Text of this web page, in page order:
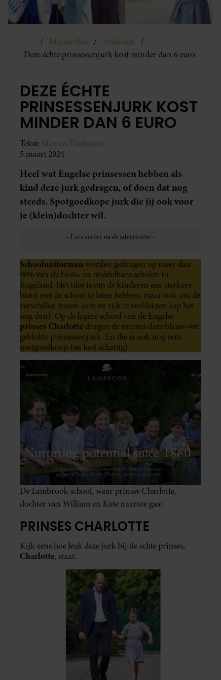
Monarchie
Artikelen
Deze échte prinsessenjurk kost minder dan 6 euro
DEZE ÉCHTE
PRINSESSENJURK KOST
MINDER DAN 6 EURO
Tekst: Manon Daelmans
5 maart 2024
Heel wat Engelse prinsessen hebben als
kind deze jurk gedragen, of doen dat nog
steeds. Spotgoedkope jurk die jij ook voor
je (klein)dochter wil.
Schooluniformen worden gedragen op meer dan
90% van de basis- en middelbare scholen in
Engeland. Het idee is om de kinderen een sterkere
band met de school te laten hebben, maar ook om de
verschillen tussen arm en rijk te verkleinen (op het
oog dan). Op de lagere school van de Engelse
prinses Charlotte dragen de meisjes deze blauw-wit
geblokte prinsessenjurk. En die is ook nog eens
spotgoedkoop (en heel schattig).
De Lambrook school, waar prinses Charlotte,
dochter van William en Kate naartoe gaat
PRINSES CHARLOTTE
Kijk eens hoe leuk deze jurk bij de echte prinses,
Charlotte, staat.